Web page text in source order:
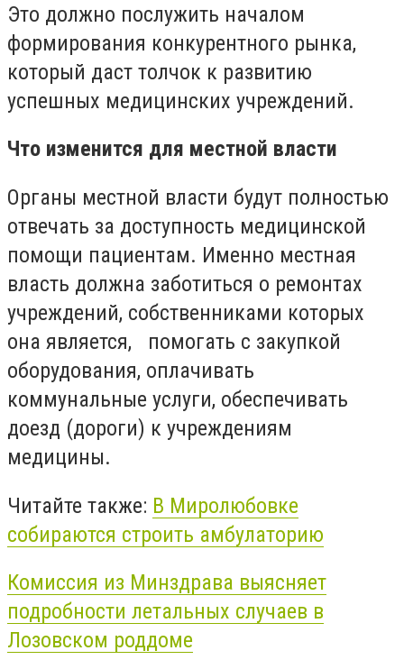
Это должно послужить началом
формирования конкурентного рынка,
который даст толчок к развитию
успешных медицинских учреждений.
Что изменится для местной власти
Органы местной власти будут полностью
отвечать за доступность медицинской
помощи пациентам. Именно местная
власть должна заботиться о ремонтах
учреждений, собственниками которых
она является, помогать с закупкой
оборудования, оплачивать
коммунальные услуги, обеспечивать
доезд (дороги) к учреждениям
медицины.
Читайте также: В Миролюбовке
собираются строить амбулаторию
Комиссия из Минздрава выясняет
подробности летальных случаев в
Лозовском роддоме